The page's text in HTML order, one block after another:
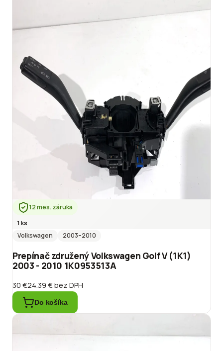
12 mes. záruka
1 ks
Volkswagen
2003–2010
Prepínač združený Volkswagen Golf V (1K1)
2003 - 2010 1K0953513A
30 €24.39 €bez DPH
Do košíka